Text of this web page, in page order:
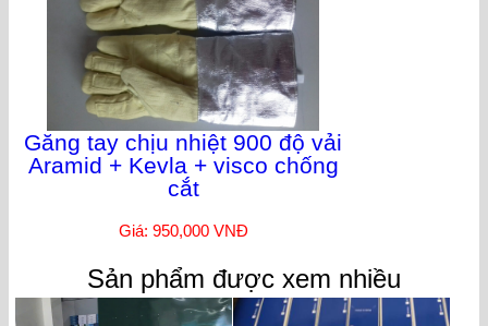
Găng tay chịu nhiệt 900 độ vải
Aramid + Kevla + visco chống
cắt
Giá: 950,000 VNĐ
Sản phẩm được xem nhiều